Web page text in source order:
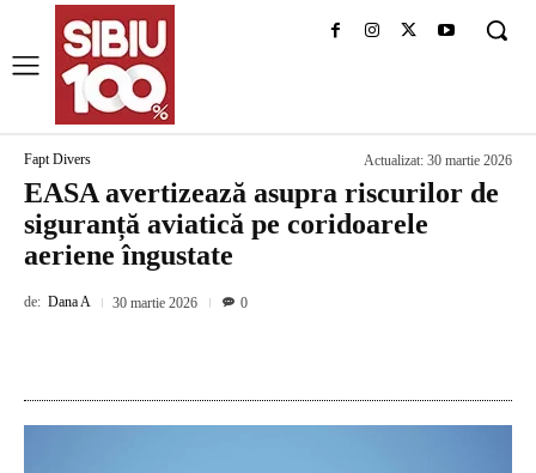
Fapt Divers Actualizat: 30 martie 2026
EASA avertizează asupra riscurilor de
siguranță aviatică pe coridoarele
aeriene îngustate
de: Dana A 30 martie 2026 0